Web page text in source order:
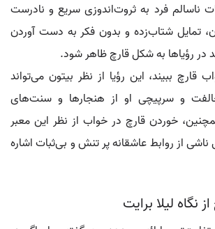
ناسالم فرد به ثروت‌اندوزی سریع و نادرست
تمایل شتاب‌زده و بدون فکر به دست آوردن
در رؤیاها به شکل قارچ ظاهر شود.
قارچ ببیند، این رؤیا از نظر بیتون می‌تواند
و سرپیچی او از هنجارها و سنت‌های
خوردن قارچ در خواب از نظر این معبر
ناشی از روابط عاشقانه پر تنش و بی‌ثبات اشاره
نگاه لیلا برایت